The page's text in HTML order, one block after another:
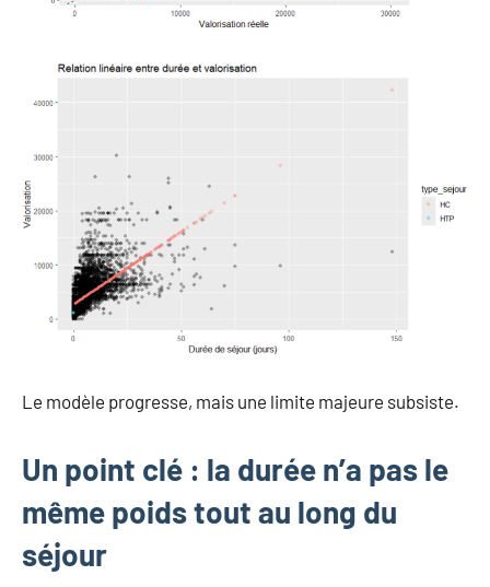
Le modèle progresse, mais une limite majeure subsiste.
Un point clé : la durée n’a pas le
même poids tout au long du
séjour